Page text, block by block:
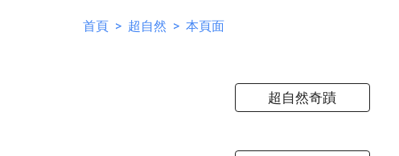
首頁> 超自然 > 本頁面
超自然奇蹟